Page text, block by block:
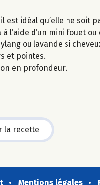
est idéal qu’elle ne
l’aide d’un mini fouet ou
ou lavande si
et pointes.
en profondeur.
la recette
Mentions légales